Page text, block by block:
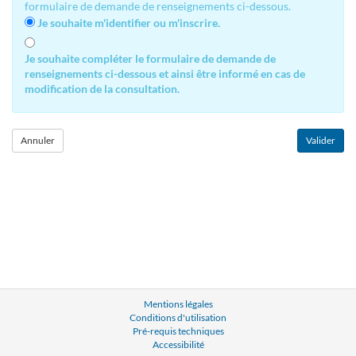
formulaire de demande de renseignements ci-dessous.
Je souhaite m'identifier ou m'inscrire.
Je souhaite compléter le formulaire de demande de
renseignements ci-dessous et ainsi être informé en cas de
modification de la consultation.
Mentions légales
Conditions d'utilisation
Pré-requis techniques
Accessibilité